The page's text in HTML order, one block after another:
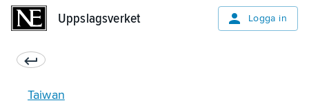
Uppslagsverket Logga in
Taiwan